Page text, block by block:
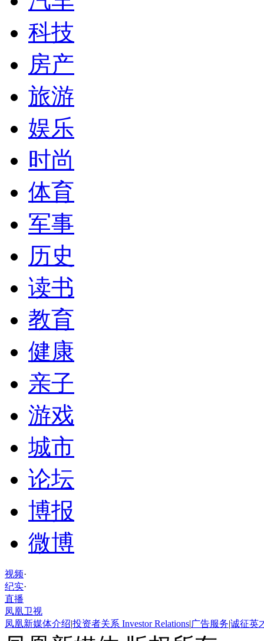
科技
房产
旅游
娱乐
时尚
体育
军事
历史
读书
教育
健康
亲子
游戏
城市
论坛
博报
微博
视频·
纪实·
直播
凤凰卫视
凤凰新媒体介绍|投资者关系 Investor Relations|广告服务|诚征英